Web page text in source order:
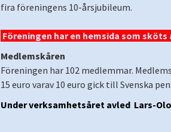
fira föreningens 10-årsjubileum.
Föreningen har en hemsida som
Medlemskåren
Föreningen har 102 medlemmar.
15 euro varav 10 euro gick till Svenska
Under verksamhetsåret avled Lars-